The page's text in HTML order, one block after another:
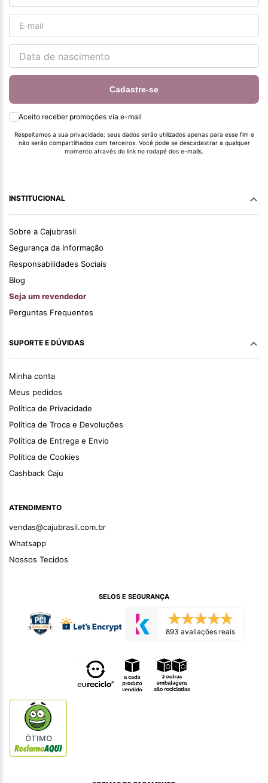
Cadastre-se
Aceito receber promoções via e-mail
Respeitamos a sua privacidade: seus dados serão utilizados apenas para esse fim e
não serão compartilhados com terceiros. Você pode se descadastrar a qualquer
momento através do link no rodapé dos e-mails.
INSTITUCIONAL
Sobre a Cajubrasil
Segurança da Informação
Responsabilidades Sociais
Blog
Seja um revendedor
Perguntas Frequentes
SUPORTE E DÚVIDAS
Minha conta
Meus pedidos
Política de Privacidade
Política de Troca e Devoluções
Política de Entrega e Envio
Política de Cookies
Cashback Caju
ATENDIMENTO
vendas@cajubrasil.com.br
Whatsapp
Nossos Tecidos
SELOS E SEGURANÇA
893 avaliações reais
ÓTIMO